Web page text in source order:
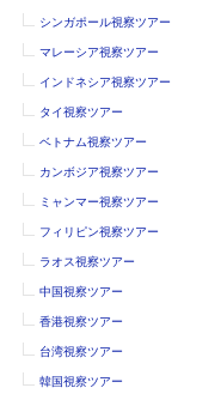
シンガポール視察ツアー
マレーシア視察ツアー
インドネシア視察ツアー
タイ視察ツアー
ベトナム視察ツアー
カンボジア視察ツアー
ミャンマー視察ツアー
フィリピン視察ツアー
ラオス視察ツアー
中国視察ツアー
香港視察ツアー
台湾視察ツアー
韓国視察ツアー